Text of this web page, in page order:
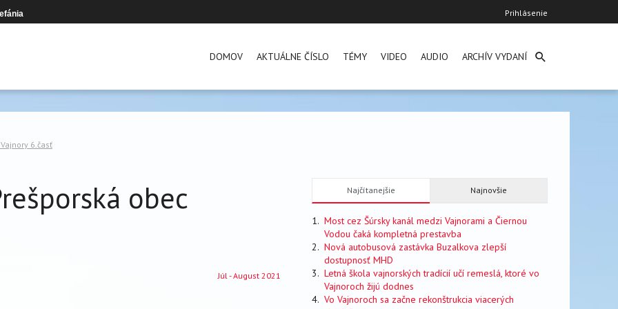
User
account
Prihlásenie
DOMOV AKTUÁLNE ČÍSLO TÉMY VIDEO AUDIO ARCHÍV VYDANÍ
6.časť
obec
Júl - August 2021
Najčítanejšie Najnovšie
Most cez Šúrsky kanál medzi Vajnorami a Čiernou
Vodou čaká kompletná prestavba
Nová autobusová zastávka Buzalkova zlepší
dostupnosť MHD
Letná škola vajnorských tradícií učí remeslá, ktoré vo
Vajnoroch žijú dodnes
Vo Vajnoroch sa začne rekonštrukcia viacerých